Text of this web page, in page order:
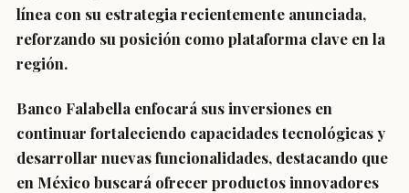
línea con su estrategia recientemente anunciada,
reforzando su posición como plataforma clave en la
región.
Banco Falabella enfocará sus inversiones en
continuar fortaleciendo capacidades tecnológicas y
desarrollar nuevas funcionalidades, destacando que
en México buscará ofrecer productos innovadores